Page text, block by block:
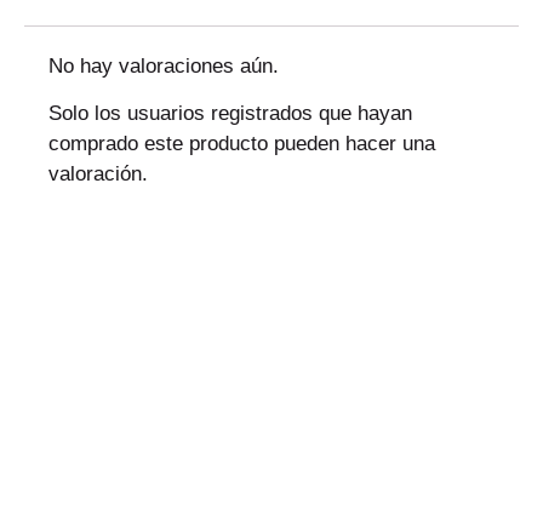
No hay valoraciones aún.
Solo los usuarios registrados que hayan
comprado este producto pueden hacer una
valoración.